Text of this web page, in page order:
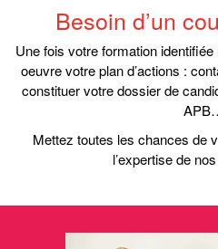
Besoin d’un
Une fois votre formation
oeuvre votre plan d’actions :
constituer votre dossier de
Mettez toutes les chances de
l’expertise de